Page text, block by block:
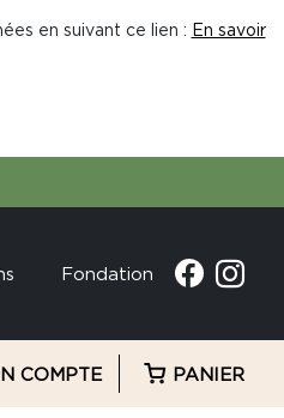
en suivant ce lien : En savoir
Fondation
COMPTE PANIER